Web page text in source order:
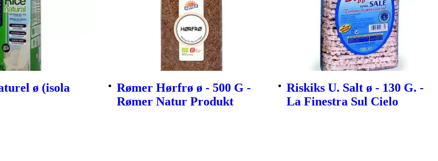
ø (isola
Rømer Hørfrø ø - 500 G -
Rømer Natur Produkt
Riskiks U. Salt ø - 130 G. -
La Finestra Sul Cielo